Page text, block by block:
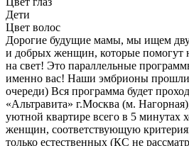
Дети
Цвет волос
Дорогие будущие мамы, мы ищем
и добрых женщин, которые помогут
на свет! Это параллельные
именно вас! Наши эмбрионы
очереди) Вся программа будет
«Альтравита» г.Москва (м.
уютной квартире всего в 5
женщин, соответствующую
только естественных (КС не